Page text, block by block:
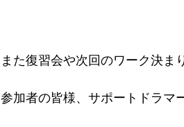
また復習会や次回のワーク決ま
参加者の皆様、サポートドラマ